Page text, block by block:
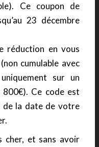
Ce coupon de
23 décembre
réduction en vous
cumulable avec
sur un
Ce code est
de la date de votre
cher, et sans avoir